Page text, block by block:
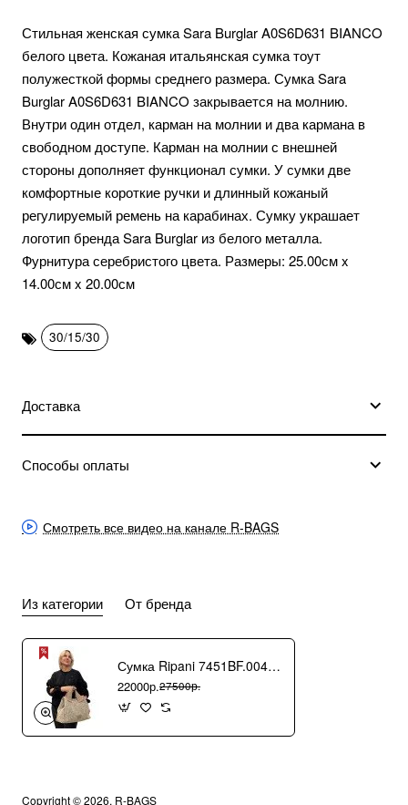
Стильная женская сумка Sara Burglar A0S6D631 BIANCO
белого цвета. Кожаная итальянская сумка тоут
полужесткой формы среднего размера. Сумка Sara
Burglar A0S6D631 BIANCO закрывается на молнию.
Внутри один отдел, карман на молнии и два кармана в
свободном доступе. Карман на молнии с внешней
стороны дополняет функционал сумки. У сумки две
комфортные короткие ручки и длинный кожаный
регулируемый ремень на карабинах. Сумку украшает
логотип бренда Sara Burglar из белого металла.
Фурнитура серебристого цвета. Размеры: 25.00см x
14.00см x 20.00см
30/15/30
Доставка
Способы оплаты
Смотреть все видео на канале R-BAGS
Из категории От бренда
Сумка Ripani 7451BF.00406 Ecru/Sabbia
22000р.27500р.
Copyright © 2026, R-BAGS